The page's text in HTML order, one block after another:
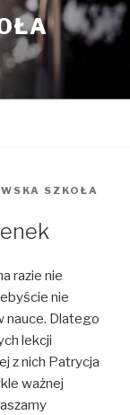
SZKOŁA
razie nie
nie
nauce. Dlatego
lekcji
z nich Patrycja
ważnej